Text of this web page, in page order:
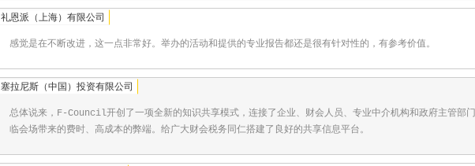
礼恩派（上海）有限公司
感觉是在不断改进，这一点非常好。举办的活动和提供的专业报告都还是很有针对性的，有参考价值。
塞拉尼斯（中国）投资有限公司
总体说来，F-Council开创了一项全新的知识共享模式，连接了企业、财会人员、专业中介机构和政府主管部
临会场带来的费时、高成本的弊端。给广大财会税务同仁搭建了良好的共享信息平台。